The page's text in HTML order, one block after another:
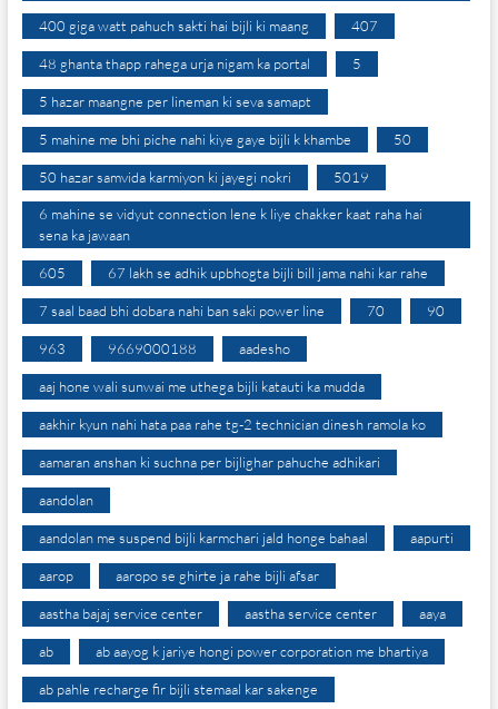
400 giga watt pahuch sakti hai bijli ki maang 407
48 ghanta thapp rahega urja nigam ka portal 5
5 hazar maangne per lineman ki seva samapt
5 mahine me bhi piche nahi kiye gaye bijli k khambe 50
50 hazar samvida karmiyon ki jayegi nokri 5019
6 mahine se vidyut connection lene k liye chakker kaat raha hai
sena ka jawaan
605 67 lakh se adhik upbhogta bijli bill jama nahi kar rahe
7 saal baad bhi dobara nahi ban saki power line 70 90
963 9669000188 aadesho
aaj hone wali sunwai me uthega bijli katauti ka mudda
aakhir kyun nahi hata paa rahe tg-2 technician dinesh ramola ko
aamaran anshan ki suchna per bijlighar pahuche adhikari
aandolan
aandolan me suspend bijli karmchari jald honge bahaal aapurti
aarop aaropo se ghirte ja rahe bijli afsar
aastha bajaj service center aastha service center aaya
ab ab aayog k jariye hongi power corporation me bhartiya
ab pahle recharge fir bijli stemaal kar sakenge